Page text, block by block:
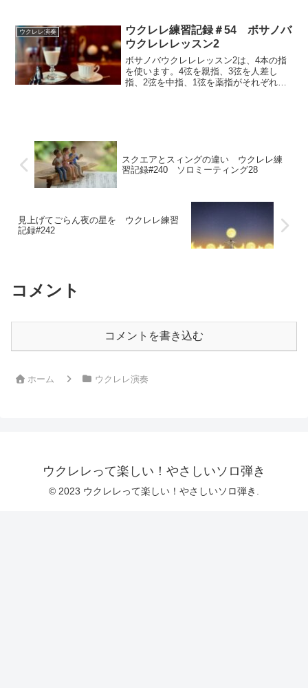
思います。
ウクレレ演奏
ウクレレ練習記録＃54 ボサノバ
ウクレレレッスン2
ボサノバウクレレレッスン2は、4本の指
を使います。4弦を親指、3弦を人差し
指、2弦を中指、1弦を薬指がそれぞれ担
スクエアとスィングの違い ウクレレ練
習記録#240 ソロミーティング28
見上げてごらん夜の星を ウクレレ練習
記録#242
コメント
コメントを書き込む
ホーム ウクレレ演奏
ウクレレって楽しい！やさしいソロ弾き
© 2023 ウクレレって楽しい！やさしいソロ弾き.